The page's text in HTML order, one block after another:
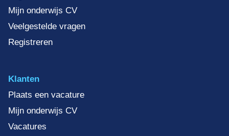
Mijn onderwijs CV
Veelgestelde vragen
Registreren
Klanten
Plaats een vacature
Mijn onderwijs CV
Vacatures